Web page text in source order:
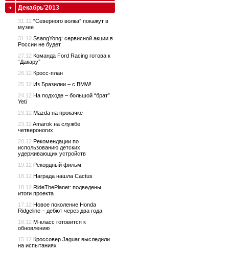
Декабрь'2013
31.12 “Северного волка” покажут в
музее
31.12 SsangYong: сервисной акции в
России не будет
27.12 Команда Ford Racing готова к
“Дакару”
26.12 Кросс-план
25.12 Из Бразилии – с BMW!
24.12 На подходе – большой “брат”
Yeti
23.12 Mazda на прокачке
23.12 Amarok на службе
четвероногих
20.12 Рекомендации по
использованию детских
удерживающих устройств
19.12 Рекордный фильм
18.12 Награда нашла Cactus
18.12 RideThePlanet: подведены
итоги проекта
17.12 Новое поколение Honda
Ridgeline – дебют через два года
16.12 M-класс готовится к
обновлению
15.12 Кроссовер Jaguar выследили
на испытаниях